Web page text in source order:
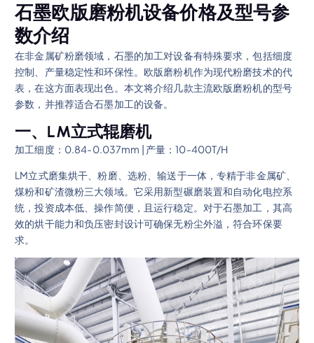
石墨欧版磨粉机设备价格及型号参
数介绍
在非金属矿粉磨领域，石墨的加工对设备有特殊要求，包括细度
控制、产量稳定性和环保性。欧版磨粉机作为现代粉磨技术的代
表，在这方面表现出色。本文将介绍几款主流欧版磨粉机的型号
参数，并推荐适合石墨加工的设备。
一、LM立式辊磨机
加工细度：0.84-0.037mm | 产量：10-400T/H
LM立式磨集烘干、粉磨、选粉、输送于一体，专精于非金属矿、
煤粉和矿渣微粉三大领域。它采用新型碾磨装置和自动化电控系
统，投资成本低、操作简便，且运行稳定。对于石墨加工，其高
效的烘干能力和负压密封设计可确保无粉尘外溢，符合环保要
求。